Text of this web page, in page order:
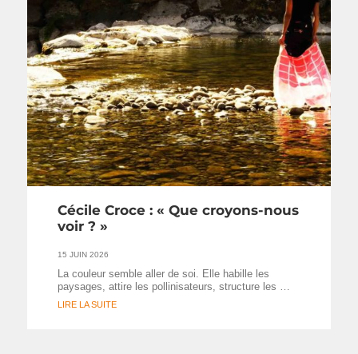
Cécile Croce : « Que croyons-nous
voir ? »
15 JUIN 2026
La couleur semble aller de soi. Elle habille les
paysages, attire les pollinisateurs, structure les …
LIRE LA SUITE